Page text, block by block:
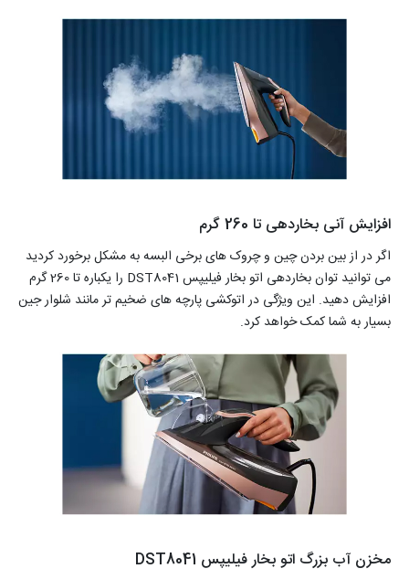
افزایش آنی بخاردهی تا 260 گرم
اگر در از بین بردن چین و چروک های برخی البسه به مشکل برخورد کردید
می توانید توان بخاردهی اتو بخار فیلیپس DST8041 را یکباره تا 260 گرم
افزایش دهید. این ویژگی در اتوکشی پارچه های ضخیم تر مانند شلوار جین
بسیار به شما کمک خواهد کرد.
مخزن آب بزرگ اتو بخار فیلیپس DST8041